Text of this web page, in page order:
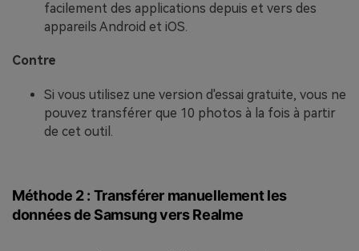
facilement des applications depuis et vers des
appareils Android et iOS.
Contre
Si vous utilisez une version d'essai gratuite, vous ne
pouvez transférer que 10 photos à la fois à partir
de cet outil.
Méthode 2 : Transférer manuellement les
données de Samsung vers Realme